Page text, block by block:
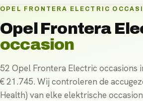
OPEL FRONTERA ELECTRIC
Opel Frontera
occasion
52 Opel Frontera Electric occasions
€ 21.745. Wij controleren de
Health) van elke elektrische